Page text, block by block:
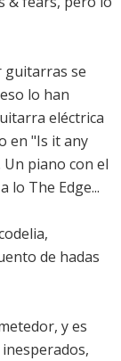
guitarras se
lo han
eléctrica
en "Is it any
piano con el
lo The Edge...
de hadas
y es